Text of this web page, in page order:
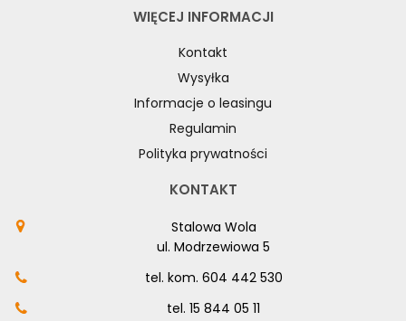
WIĘCEJ INFORMACJI
Kontakt
Wysyłka
Informacje o leasingu
Regulamin
Polityka prywatności
KONTAKT
Stalowa Wola
ul. Modrzewiowa 5
tel. kom. 604 442 530
tel. 15 844 05 11